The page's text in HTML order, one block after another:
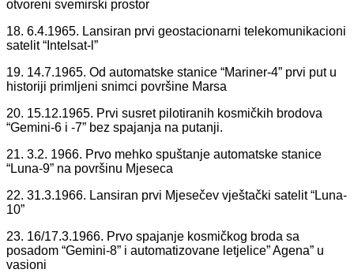
otvoreni svemirski prostor
18. 6.4.1965. Lansiran prvi geostacionarni telekomunikacioni
satelit “Intelsat-l”
19. 14.7.1965. Od automatske stanice “Mariner-4” prvi put u
historiji primljeni snimci površine Marsa
20. 15.12.1965. Prvi susret pilotiranih kosmičkih brodova
“Gemini-6 i -7” bez spajanja na putanji.
21. 3.2. 1966. Prvo mehko spuštanje automatske stanice
“Luna-9” na površinu Mjeseca
22. 31.3.1966. Lansiran prvi Mjesečev vještački satelit “Luna-
10”
23. 16/17.3.1966. Prvo spajanje kosmičkog broda sa
posadom “Gemini-8” i automatizovane letjelice” Agena” u
vasioni